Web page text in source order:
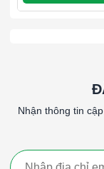
Nhận thông tin